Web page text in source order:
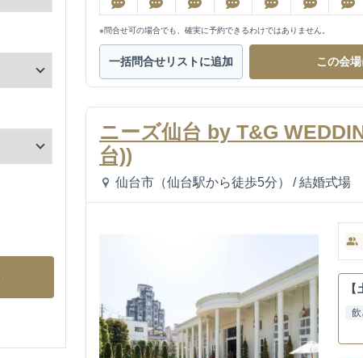
※問合せ可の場合でも、確実に予約できるわけではありません。
一括問合せリストに追加 この会場
ニーズ仙台 by T&G
台))
仙台市（仙台駅から徒歩5分） / 結婚式場